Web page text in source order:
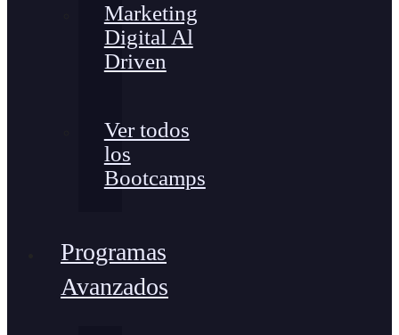
Marketing
Digital Al
Driven
Ver todos
los
Bootcamps
Programas
Avanzados